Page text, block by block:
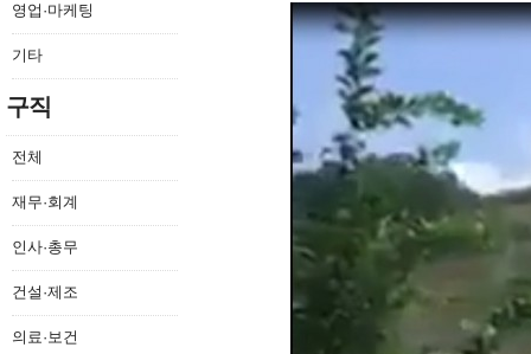
영업·마케팅
기타
구직
전체
재무·회계
인사·총무
건설·제조
의료·보건